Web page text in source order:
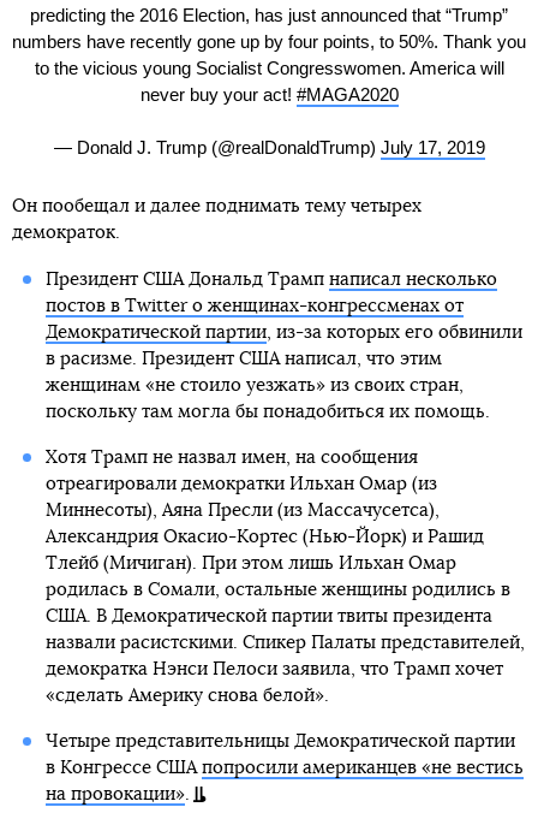
predicting the 2016 Election, has just announced that “Trump”
numbers have recently gone up by four points, to 50%. Thank you
to the vicious young Socialist Congresswomen. America will
never buy your act! #MAGA2020
— Donald J. Trump (@realDonaldTrump) July 17, 2019
Он пообещал и далее поднимать тему четырех
демократок.
Президент США Дональд Трамп написал несколько
постов в Twitter о женщинах-конгрессменах от
Демократической партии, из-за которых его обвинили
в расизме. Президент США написал, что этим
женщинам «не стоило уезжать» из своих стран,
поскольку там могла бы понадобиться их помощь.
Хотя Трамп не назвал имен, на сообщения
отреагировали демократки Ильхан Омар (из
Миннесоты), Аяна Пресли (из Массачусетса),
Александрия Окасио-Кортес (Нью-Йорк) и Рашид
Тлейб (Мичиган). При этом лишь Ильхан Омар
родилась в Сомали, остальные женщины родились в
США. В Демократической партии твиты президента
назвали расистскими. Спикер Палаты представителей,
демократка Нэнси Пелоси заявила, что Трамп хочет
«сделать Америку снова белой».
Четыре представительницы Демократической партии
в Конгрессе США попросили американцев «не вестись
на провокации».